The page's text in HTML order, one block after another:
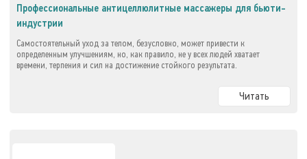
Профессиональные антицеллюлитные массажеры для бьюти-
индустрии
Самостоятельный уход за телом, безусловно, может привести к
определенным улучшениям, но, как правило, не у всех людей хватает
времени, терпения и сил на достижение стойкого результата.
Читать